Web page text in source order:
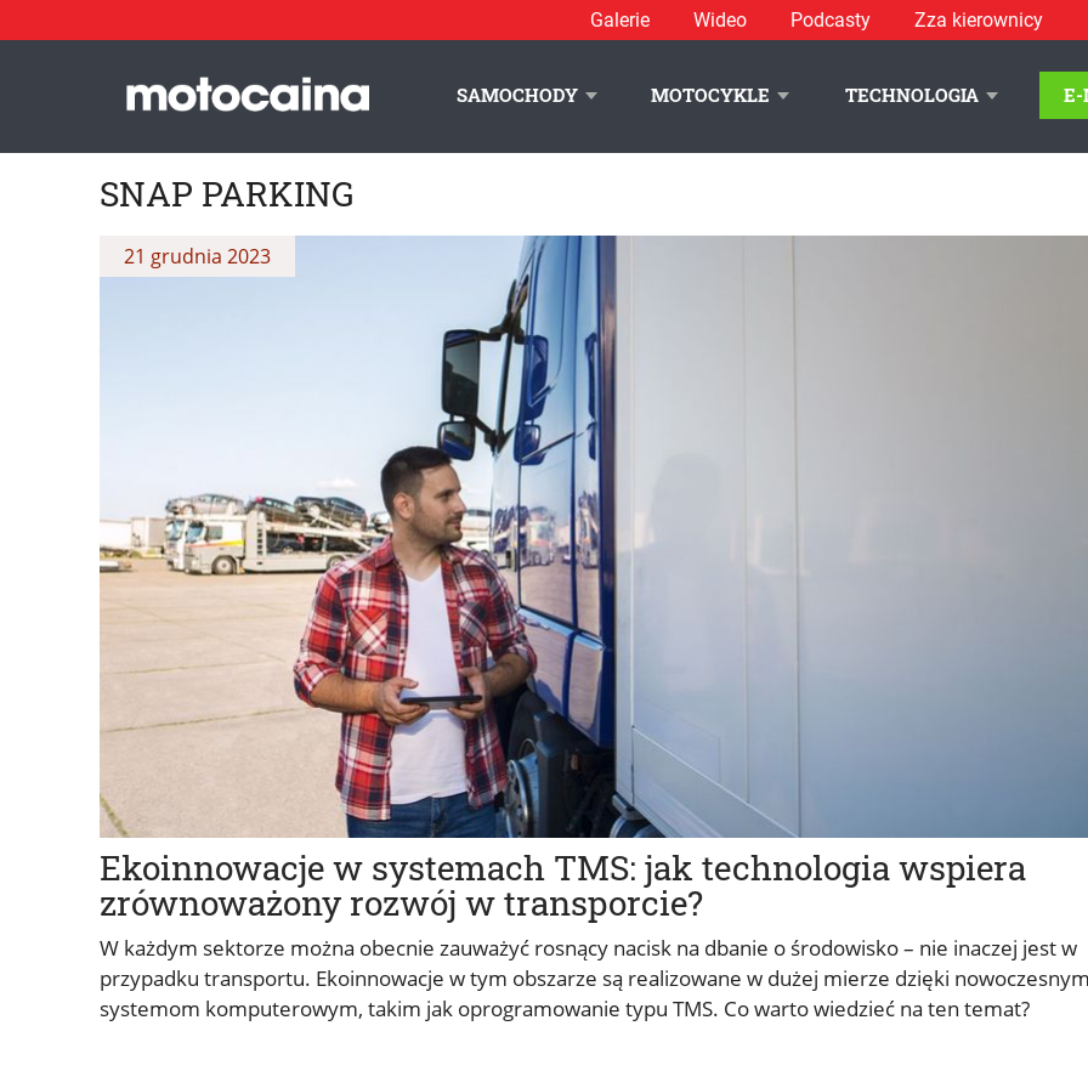
Galerie Wideo Podcasty Zza kierownicy
SAMOCHODY MOTOCYKLE TECHNOLOGIA E-
SNAP PARKING
Ekoinnowacje w systemach TMS: jak technologia wspiera
zrównoważony rozwój w transporcie?
21 grudnia 2023
W każdym sektorze można obecnie zauważyć rosnący nacisk na dbanie o środowisko – nie inaczej jest w
przypadku transportu. Ekoinnowacje w tym obszarze są realizowane w dużej mierze dzięki
systemom komputerowym, takim jak oprogramowanie typu TMS. Co warto wiedzieć na ten temat?